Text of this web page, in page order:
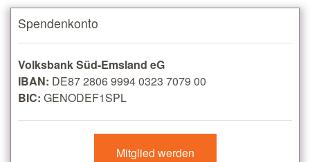
Spendenkonto
Volksbank Süd-Emsland eG
IBAN: DE87 2806 9994 0323 7079 00
BIC: GENODEF1SPL
Mitglied werden